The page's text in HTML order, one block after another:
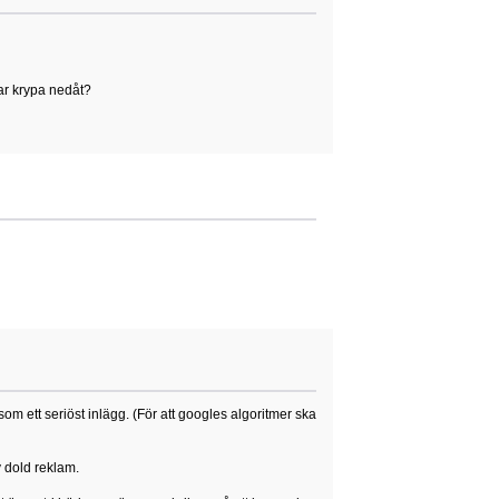
krypa nedåt?
ett seriöst inlägg. (För att googles algoritmer ska
dold reklam.